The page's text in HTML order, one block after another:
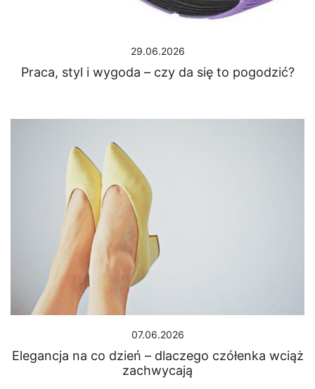
29.06.2026
Praca, styl i wygoda – czy da się to pogodzić?
07.06.2026
Elegancja na co dzień – dlaczego czółenka wciąż
zachwycają